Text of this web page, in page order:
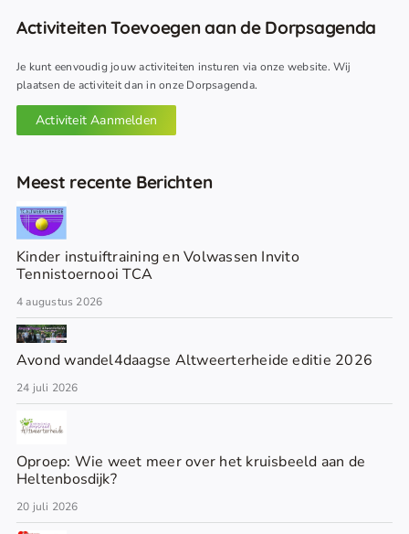
Activiteiten Toevoegen aan de Dorpsagenda
Je kunt eenvoudig jouw activiteiten insturen via onze website. Wij
plaatsen de activiteit dan in onze Dorpsagenda.
Activiteit Aanmelden
Meest recente Berichten
Kinder instuiftraining en Volwassen Invito
Tennistoernooi TCA
4 augustus 2026
Avond wandel4daagse Altweerterheide editie 2026
24 juli 2026
Oproep: Wie weet meer over het kruisbeeld aan de
Heltenbosdijk?
20 juli 2026